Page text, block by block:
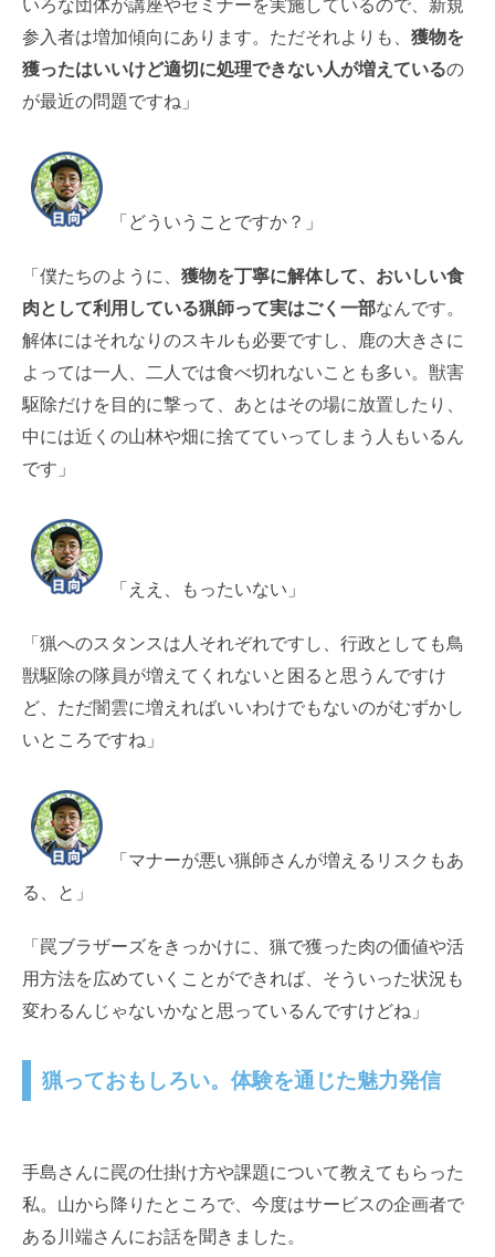
いろな団体が講座やセミナーを実施しているので、新規
参入者は増加傾向にあります。ただそれよりも、 獲物を
獲ったはいいけど適切に処理できない人が増えているの
が最近の問題ですね」
「どういうことですか？」
「僕たちのように、 獲物を丁寧に解体して、おいしい食
肉として利用している猟師って実はごく一部なんです。
解体にはそれなりのスキルも必要ですし、鹿の大きさに
よっては一人、二人では食べ切れないことも多い。獣害
駆除だけを目的に撃って、あとはその場に放置したり、
中には近くの山林や畑に捨てていってしまう人もいるん
です」
「ええ、もったいない」
「猟へのスタンスは人それぞれですし、行政としても鳥
獣駆除の隊員が増えてくれないと困ると思うんですけ
ど、ただ闇雲に増えればいいわけでもないのがむずかし
いところですね」
「マナーが悪い猟師さんが増えるリスクもあ
る、と」
「罠ブラザーズをきっかけに、猟で獲った肉の価値や活
用方法を広めていくことができれば、そういった状況も
変わるんじゃないかなと思っているんですけどね」
猟っておもしろい。体験を通じた魅力発信
手島さんに罠の仕掛け方や課題について教えてもらった
私。山から降りたところで、今度はサービスの企画者で
ある川端さんにお話を聞きました。